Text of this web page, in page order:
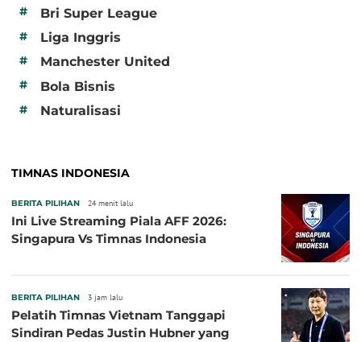
# Bri Super League
# Liga Inggris
# Manchester United
# Bola Bisnis
# Naturalisasi
TIMNAS INDONESIA
BERITA PILIHAN 24 menit lalu
Ini Live Streaming Piala AFF 2026:
Singapura Vs Timnas Indonesia
BERITA PILIHAN 3 jam lalu
Pelatih Timnas Vietnam Tanggapi
Sindiran Pedas Justin Hubner yang